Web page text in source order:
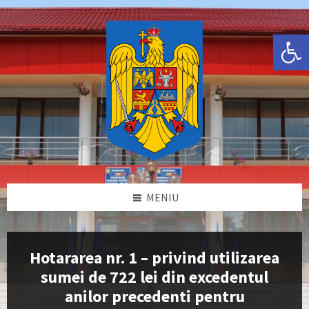
Deschide bara de unelte
Skip
to
content
Skip
to
left
sidebar
Skip
to
right
sidebar
Skip
to
footer
MENIU
Hotararea nr. 1 – privind utilizarea
sumei de 722 lei din excedentul
anilor precedenti pentru